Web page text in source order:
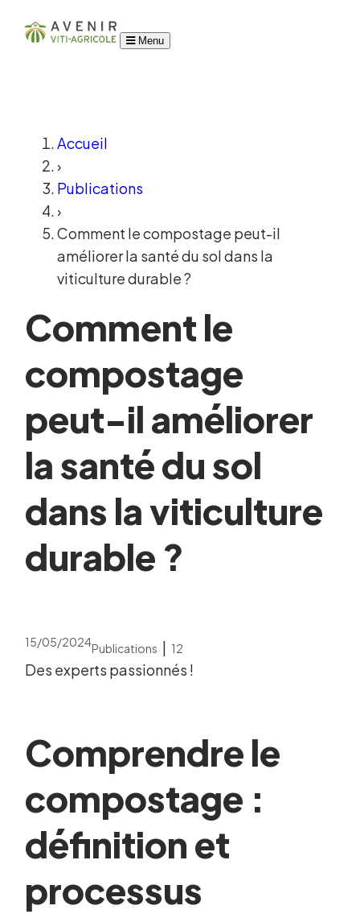
Menu
Accueil
›
Publications
›
Comment le compostage peut-il
améliorer la santé du sol dans la
viticulture durable ?
Comment le
compostage
peut-il améliorer
la santé du sol
dans la viticulture
durable ?
15/05/2024Publications | 12
Des experts passionnés !
Comprendre le
compostage :
définition et
processus